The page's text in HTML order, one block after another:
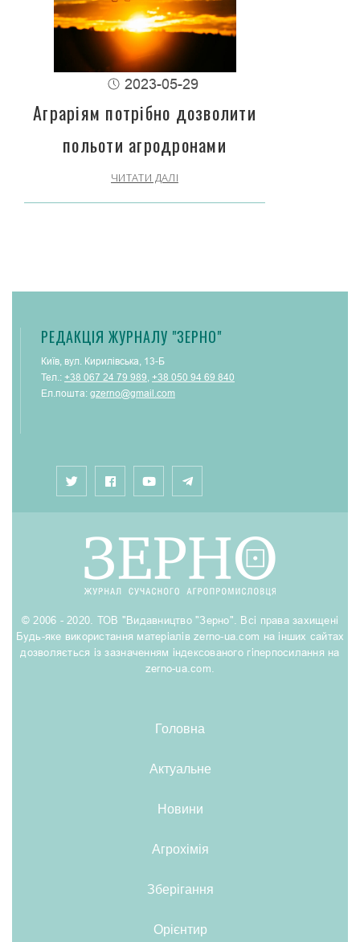
2023-05-29
Аграріям потрібно дозволити
польоти агродронами
ЧИТАТИ ДАЛІ
РЕДАКЦІЯ ЖУРНАЛУ "ЗЕРНО"
Київ, вул. Кирилівська, 13-Б
Тел.: +38 067 24 79 989 +38 050 94 69 840
Ел.пошта: gzerno@gmail.com
© 2006 - 2020. ТОВ "Видавництво "Зерно". Всі права захищені
Будь-яке використання матеріалів zerno-ua.com на інших сайтах
дозволяється із зазначенням індексованого гіперпосилання на
zerno-ua.com.
Головна
Актуальне
Новини
Агрохімія
Зберігання
Орієнтир